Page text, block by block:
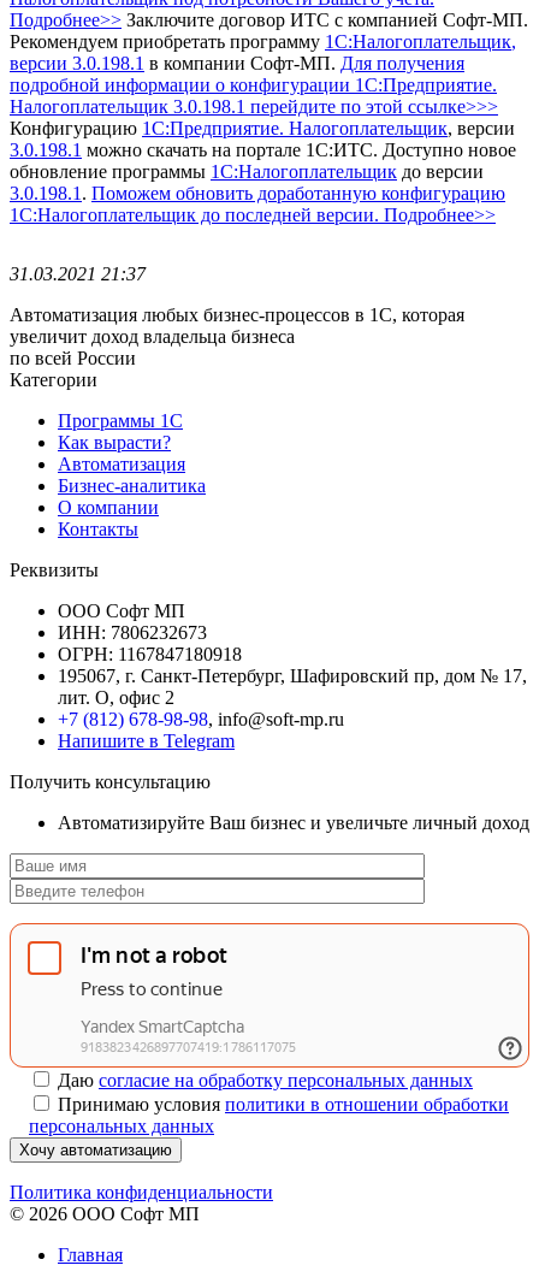
Подробнее>> Заключите договор ИТС с компанией Софт-МП.
Рекомендуем приобретать программу 1С:Налогоплательщик,
версии 3.0.198.1 в компании Софт-МП. Для получения
подробной информации о конфигурации 1С:Предприятие.
Налогоплательщик 3.0.198.1 перейдите по этой ссылке>>>
Конфигурацию 1С:Предприятие. Налогоплательщик, версии
3.0.198.1 можно скачать на портале 1С:ИТС. Доступно новое
обновление программы 1С:Налогоплательщик до версии
3.0.198.1 . Поможем обновить доработанную конфигурацию
1С:Налогоплательщик до последней версии. Подробнее>>
31.03.2021 21:37
Автоматизация любых бизнес-процессов в 1С, которая
увеличит доход владельца бизнеса
по всей России
Категории
Программы 1С
Как вырасти?
Автоматизация
Бизнес-аналитика
О компании
Контакты
Реквизиты
ООО Софт МП
ИНН: 7806232673
ОГРН: 1167847180918
195067, г. Санкт-Петербург, Шафировский пр, дом № 17,
лит. О, офис 2
+7 (812) 678-98-98, info@soft-mp.ru
Напишите в Telegram
Получить консультацию
Автоматизируйте Ваш бизнес и увеличьте личный доход
Даю согласие на обработку персональных данных
Принимаю условия политики в отношении обработки
персональных данных
Хочу автоматизацию
Политика конфиденциальности
© 2026 ООО Софт МП
Главная